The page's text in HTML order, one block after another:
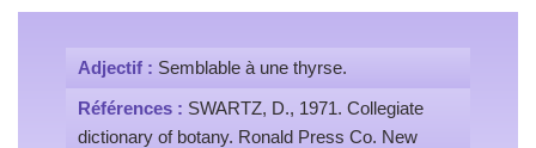
Adjectif : Semblable à une thyrse.
Références : SWARTZ, D., 1971. Collegiate
dictionary of botany. Ronald Press Co. New